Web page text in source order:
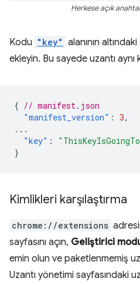
Herkese açık
Kodu "key" alanının altındaki
ekleyin. Bu sayede uzantı aynı
{ // manifest.json
"manifest_version" : 3,
...
"key" :
}
Kimlikleri karşılaştırma
chrome://extensions
sayfasını açın, Geliştirici
emin olun ve paketlenmemiş
Uzantı yönetimi sayfasındaki